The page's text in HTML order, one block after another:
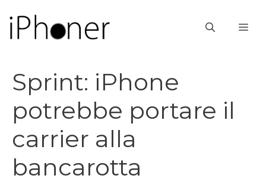
contenuto
Sprint: iPhone
potrebbe portare il
carrier alla
bancarotta